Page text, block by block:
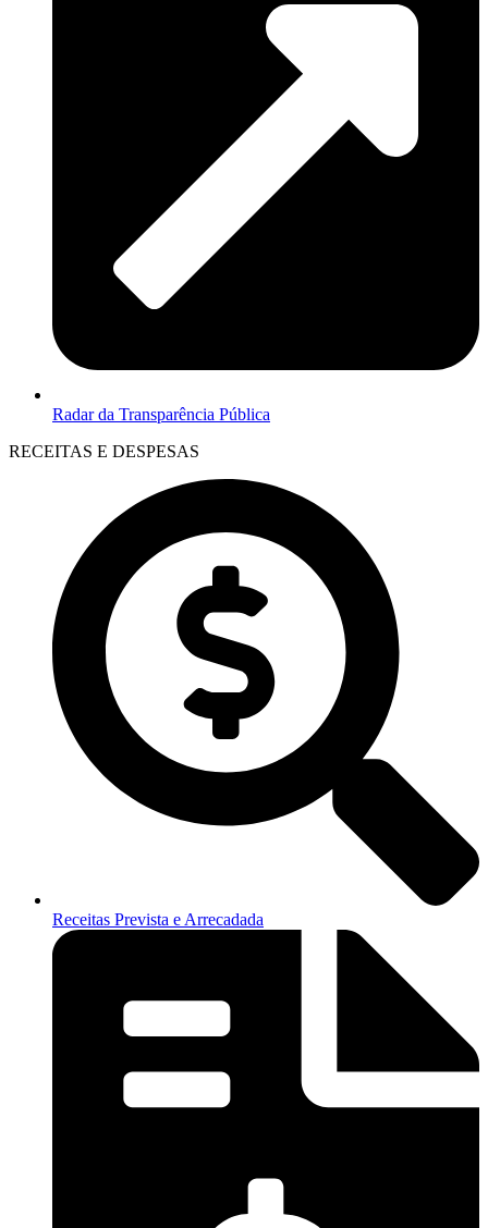
Radar da Transparência Pública
RECEITAS E DESPESAS
Receitas Prevista e Arrecadada